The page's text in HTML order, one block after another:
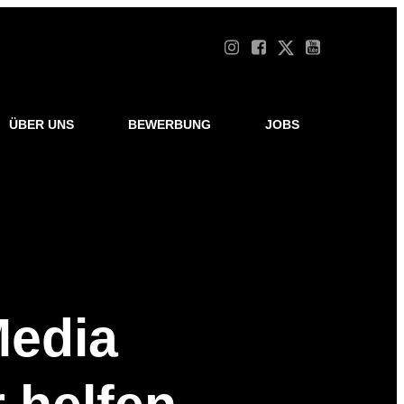
ÜBER UNS BEWERBUNG JOBS